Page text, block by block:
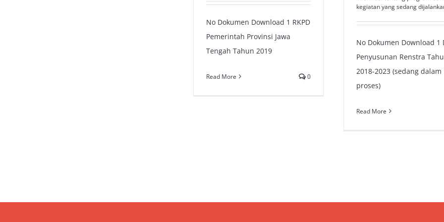
kegiatan yang sedang
No Dokumen Download 1
Penyusunan Renstra
2018-2023 (sedang dalam
proses)
Read More
No Dokumen Download 1 RKPD
Pemerintah Provinsi Jawa
Tengah Tahun 2019
Read More 0